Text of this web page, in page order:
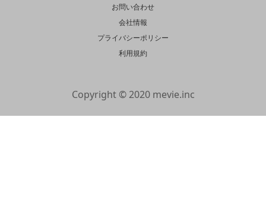
お問い合わせ
会社情報
プライバシーポリシー
利用規約
Copyright © 2020 mevie.inc